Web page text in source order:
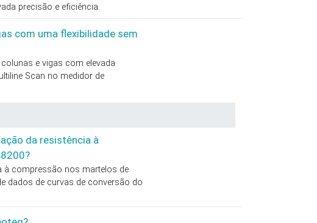
precisão e eficiência.
com uma flexibilidade sem
e vigas com elevada
Scan no medidor de
da resistência à
à compressão nos martelos de
dados de curvas de conversão do